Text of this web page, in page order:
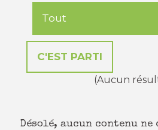
(Aucun
Désolé, aucun contenu ne